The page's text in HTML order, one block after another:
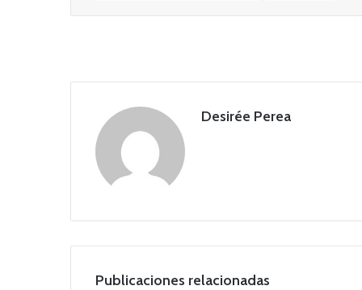
Desirée Perea
Publicaciones relacionadas